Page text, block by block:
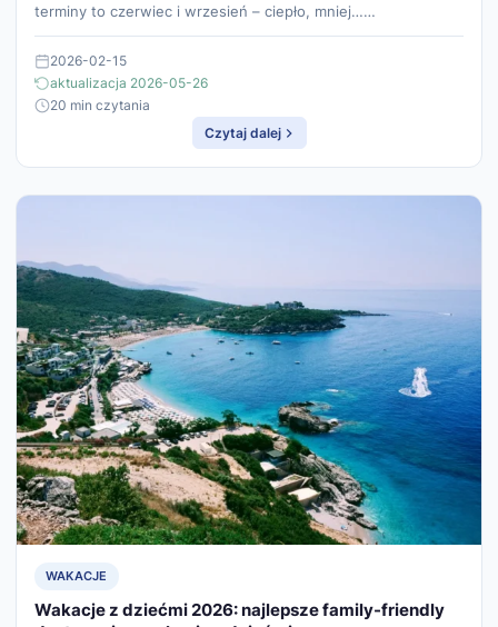
terminy to czerwiec i wrzesień – ciepło, mniej……
2026-02-15
aktualizacja 2026-05-26
20 min czytania
Czytaj dalej
WAKACJE
Wakacje z dziećmi 2026: najlepsze family-friendly